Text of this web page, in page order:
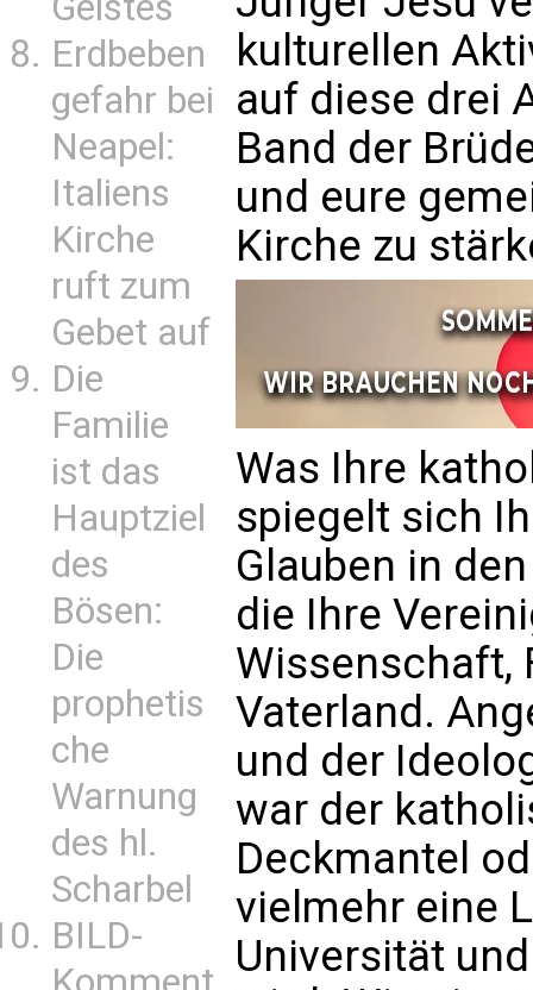
Erdbeben
gefahr bei
Neapel:
Italiens
Kirche
ruft zum
Gebet auf
Die
Familie
ist das
Hauptziel
des
Bösen:
Die
prophetis
che
Warnung
des hl.
Scharbel
BILD-
kulturellen
auf diese drei
Band der
und eure
Kirche zu
Was Ihre
spiegelt sich
Glauben in
die Ihre
Wissenschaft,
Vaterland.
und der
war der
Deckmantel
vielmehr eine
Universität